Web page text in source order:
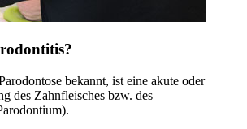
bekannt, ist eine akute oder
des Zahnfleisches bzw. des